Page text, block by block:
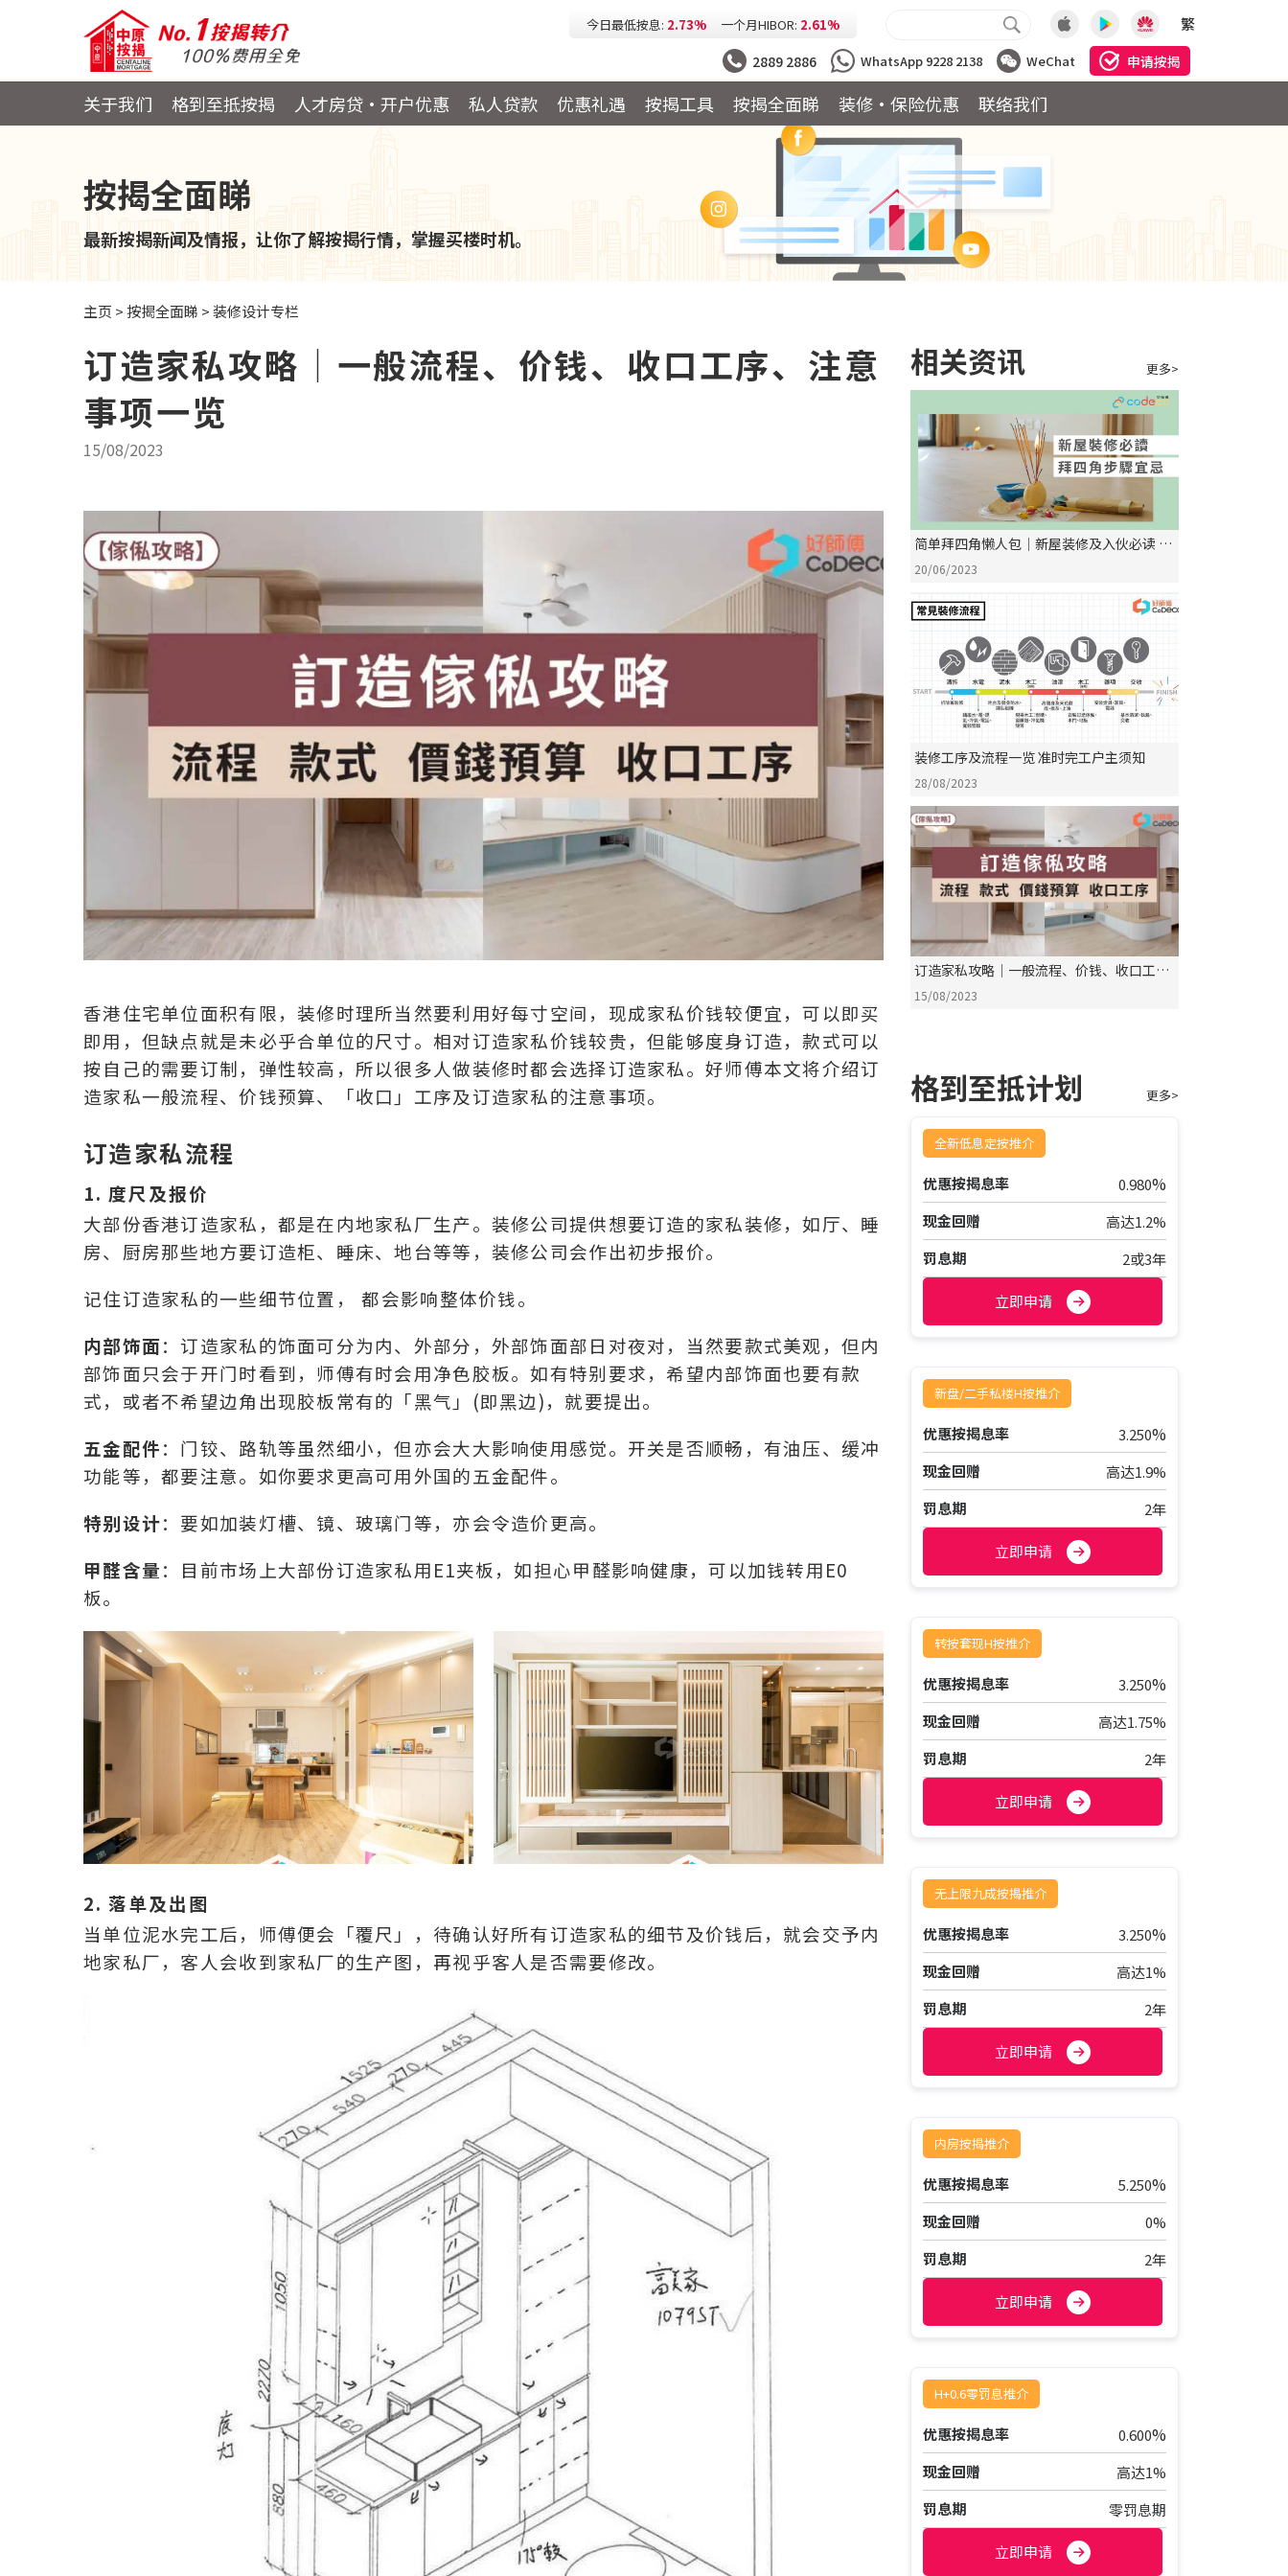
今日最低按息: 2.73% 一个月HIBOR: 2.61%
今日最低H按: 3.25%
繁
2889 2886 WhatsApp 9228 2138 WeChat 申请按揭
关于我们 格到至抵按揭 人才房贷・开户优惠 私人贷款 优惠礼遇 按揭工具 按揭全面睇 装修·保险优惠 联络我们
按揭全面睇
最新按揭新闻及情报，让你了解按揭行情，掌握买楼时机。
主页 >按揭全面睇 >装修设计专栏
订造家私攻略│一般流程、价钱、收口工序、注意
事项一览
15/08/2023
香港住宅单位面积有限，装修时理所当然要利用好每寸空间，现成家私价钱较便宜，可以即买
即用，但缺点就是未必乎合单位的尺寸。相对订造家私价钱较贵，但能够度身订造，款式可以
按自己的需要订制，弹性较高，所以很多人做装修时都会选择订造家私。好师傅本文将介绍订
造家私一般流程、价钱预算、「收口」工序及订造家私的注意事项。
订造家私流程
1. 度尺及报价
大部份香港订造家私，都是在内地家私厂生产。装修公司提供想要订造的家私装修，如厅、睡
房、厨房那些地方要订造柜、睡床、地台等等，装修公司会作出初步报价。
记住订造家私的一些细节位置， 都会影响整体价钱。
内部饰面：订造家私的饰面可分为内、外部分，外部饰面部日对夜对，当然要款式美观，但内
部饰面只会于开门时看到，师傅有时会用净色胶板。如有特别要求，希望内部饰面也要有款
式，或者不希望边角出现胶板常有的「黑气」(即黑边)，就要提出。
五金配件：门铰、路轨等虽然细小，但亦会大大影响使用感觉。开关是否顺畅，有油压、缓冲
功能等，都要注意。如你要求更高可用外国的五金配件。
特别设计：要如加装灯槽、镜、玻璃门等，亦会令造价更高。
甲醛含量：目前市场上大部份订造家私用E1夹板，如担心甲醛影响健康，可以加钱转用E0
板。
2. 落单及出图
当单位泥水完工后，师傅便会「覆尺」，待确认好所有订造家私的细节及价钱后，就会交予内
地家私厂，客人会收到家私厂的生产图，再视乎客人是否需要修改。
相关资讯 更多>
简单拜四角懒人包│新屋装修及入伙必读 拜
四角宜忌和须知
20/06/2023
装修工序及流程一览 准时完工户主须知
28/08/2023
订造家私攻略│一般流程、价钱、收口工
序、注意事项一览
15/08/2023
格到至抵计划 更多>
全新低息定按推介
优惠按揭息率 0.980%
现金回赠
高达1.2%
罚息期
2或3年
立即申请
新盘/二手私楼H按推介
优惠按揭息率 3.250%
现金回赠
高达1.9%
罚息期
2年
立即申请
转按套现H按推介
优惠按揭息率 3.250%
现金回赠
高达1.75%
罚息期
2年
立即申请
无上限九成按揭推介
优惠按揭息率 3.250%
现金回赠
高达1%
罚息期
2年
立即申请
内房按揭推介
优惠按揭息率 5.250%
现金回赠
0%
罚息期
2年
立即申请
H+0.6零罚息推介
优惠按揭息率 0.600%
现金回赠
高达1%
罚息期
零罚息期
立即申请